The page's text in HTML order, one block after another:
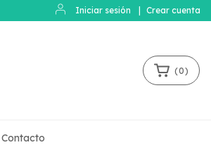
Iniciar sesión Crear cuenta
(0)
Contacto